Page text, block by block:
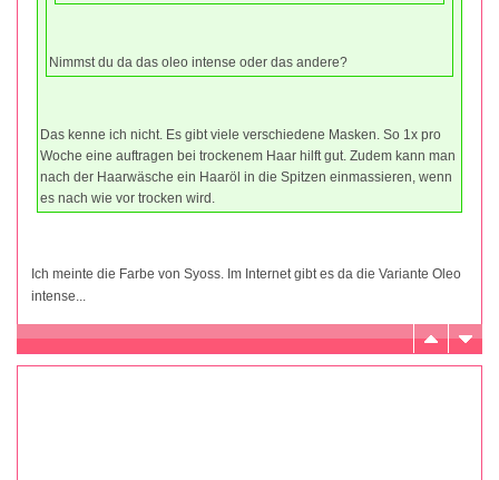
Nimmst du da das oleo intense oder das andere?
Das kenne ich nicht. Es gibt viele verschiedene Masken. So 1x pro
Woche eine auftragen bei trockenem Haar hilft gut. Zudem kann man
nach der Haarwäsche ein Haaröl in die Spitzen einmassieren, wenn
es nach wie vor trocken wird.
Ich meinte die Farbe von Syoss. Im Internet gibt es da die Variante Oleo
intense...